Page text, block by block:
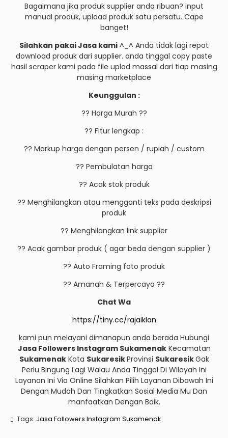
Bagaimana jika produk supplier anda ribuan? input
manual produk, upload produk satu persatu. Cape
banget!
Silahkan pakai Jasa kami ^_^ Anda tidak lagi repot
download produk dari supplier. anda tinggal copy paste
hasil scraper kami pada file uplod massal dari tiap masing
masing marketplace
Keunggulan :
?? Harga Murah ??
?? Fitur lengkap :
?? Markup harga dengan persen / rupiah / custom
?? Pembulatan harga
?? Acak stok produk
?? Menghilangkan atau mengganti teks pada deskripsi
produk
?? Menghilangkan link supplier
?? Acak gambar produk ( agar beda dengan supplier )
?? Auto Framing foto produk
?? Amanah & Terpercaya ??
Chat Wa
https://tiny.cc/rajaiklan
kami pun melayani dimanapun anda berada Hubungi
Jasa Followers Instagram SukamenakKecamatan
SukamenakKota SukaresikProvinsi SukaresikGak
Perlu Bingung Lagi Walau Anda Tinggal Di Wilayah Ini
Layanan Ini Via Online Silahkan Pilih Layanan Dibawah Ini
Dengan Mudah Dan Tingkatkan Sosial Media Mu Dan
manfaatkan Dengan Baik.
Tags: Jasa Followers Instagram Sukamenak